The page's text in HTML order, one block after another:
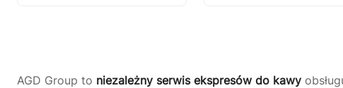
AGD Group to niezależny serwis ekspresów do kawy